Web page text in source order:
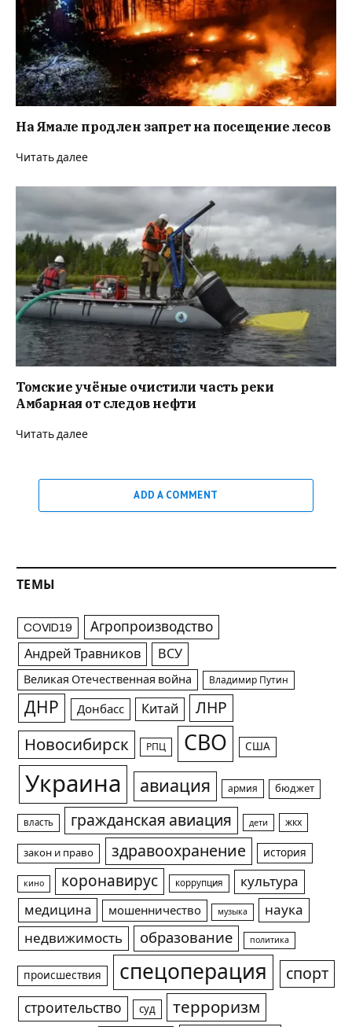
На Ямале продлен запрет на посещение лесов
Читать далее
Томские учёные очистили часть реки
Амбарная от следов нефти
Читать далее
ADD A COMMENT
ТЕМЫ
COVID19 Агропроизводство
Андрей Травников ВСУ
Великая Отечественная война Владимир Путин
ДНР Донбасс Китай ЛНР
Новосибирск РПЦ СВО США
Украина авиация армия бюджет
власть гражданская авиация дети жкх
закон и право здравоохранение история
кино коронавирус коррупция
культура
медицина
мошенничество музыка
наука
недвижимость
образование политика
происшествия спецоперация спорт
строительство суд терроризм